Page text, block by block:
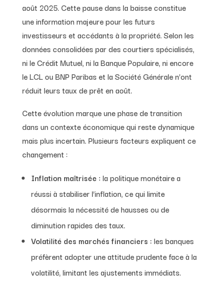
août 2025. Cette pause dans la baisse constitue
une information majeure pour les futurs
investisseurs et accédants à la propriété. Selon les
données consolidées par des courtiers spécialisés,
ni le Crédit Mutuel, ni la Banque Populaire, ni encore
le LCL ou BNP Paribas et la Société Générale n’ont
réduit leurs taux de prêt en août.
Cette évolution marque une phase de transition
dans un contexte économique qui reste dynamique
mais plus incertain. Plusieurs facteurs expliquent ce
changement :
Inflation maîtrisée : la politique monétaire a
réussi à stabiliser l’inflation, ce qui limite
désormais la nécessité de hausses ou de
diminution rapides des taux.
Volatilité des marchés financiers : les banques
préfèrent adopter une attitude prudente face à la
volatilité, limitant les ajustements immédiats.